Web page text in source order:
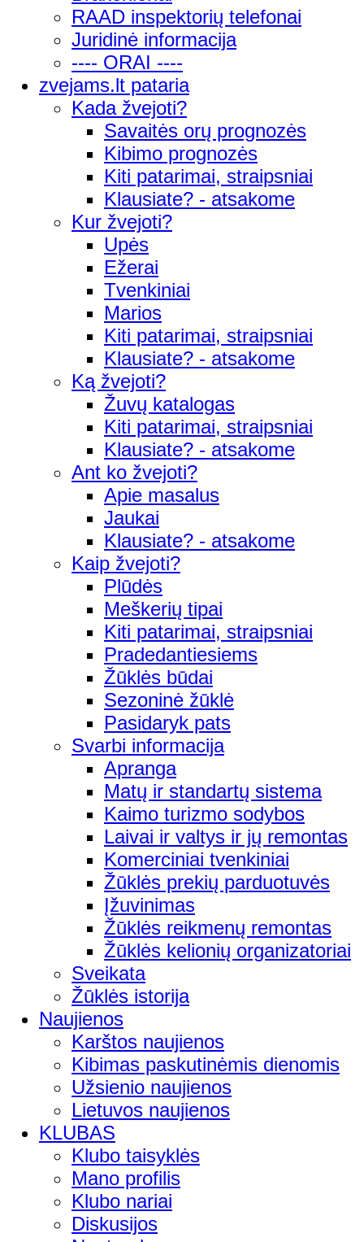
RAAD inspektorių telefonai
Juridinė informacija
---- ORAI ----
zvejams.lt pataria
Kada žvejoti?
Savaitės orų prognozės
Kibimo prognozės
Kiti patarimai, straipsniai
Klausiate? - atsakome
Kur žvejoti?
Upės
Ežerai
Tvenkiniai
Marios
Kiti patarimai, straipsniai
Klausiate? - atsakome
Ką žvejoti?
Žuvų katalogas
Kiti patarimai, straipsniai
Klausiate? - atsakome
Ant ko žvejoti?
Apie masalus
Jaukai
Klausiate? - atsakome
Kaip žvejoti?
Plūdės
Meškerių tipai
Kiti patarimai, straipsniai
Pradedantiesiems
Žūklės būdai
Sezoninė žūklė
Pasidaryk pats
Svarbi informacija
Apranga
Matų ir standartų sistema
Kaimo turizmo sodybos
Laivai ir valtys ir jų remontas
Komerciniai tvenkiniai
Žūklės prekių parduotuvės
Įžuvinimas
Žūklės reikmenų remontas
Žūklės kelionių organizatoriai
Sveikata
Žūklės istorija
Naujienos
Karštos naujienos
Kibimas paskutinėmis dienomis
Užsienio naujienos
Lietuvos naujienos
KLUBAS
Klubo taisyklės
Mano profilis
Klubo nariai
Diskusijos